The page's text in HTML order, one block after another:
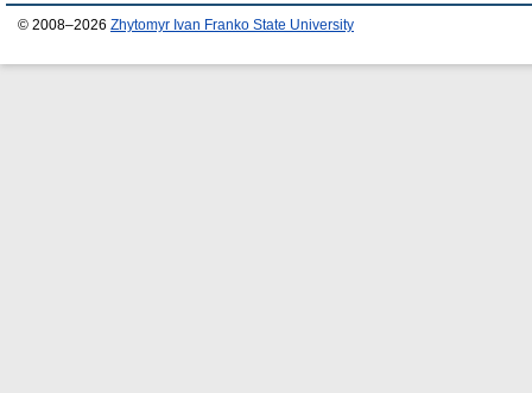
© 2008–2026 Zhytomyr Ivan Franko State University